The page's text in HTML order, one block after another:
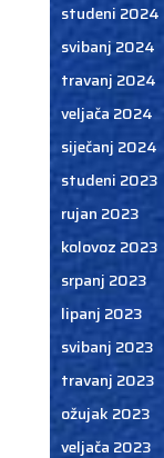
studeni 2024
svibanj 2024
travanj 2024
veljača 2024
siječanj 2024
studeni 2023
rujan 2023
kolovoz 2023
srpanj 2023
lipanj 2023
svibanj 2023
travanj 2023
ožujak 2023
veljača 2023